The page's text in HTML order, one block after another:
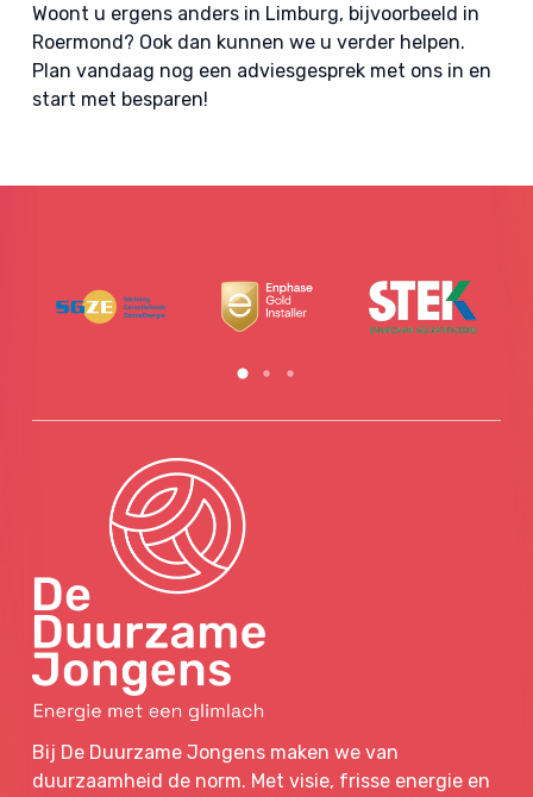
Woont u ergens anders in Limburg, bijvoorbeeld in
Roermond? Ook dan kunnen we u verder helpen.
Plan vandaag nog een adviesgesprek met ons in en
start met besparen!
Bij De Duurzame Jongens maken we van
duurzaamheid de norm. Met visie, frisse energie en